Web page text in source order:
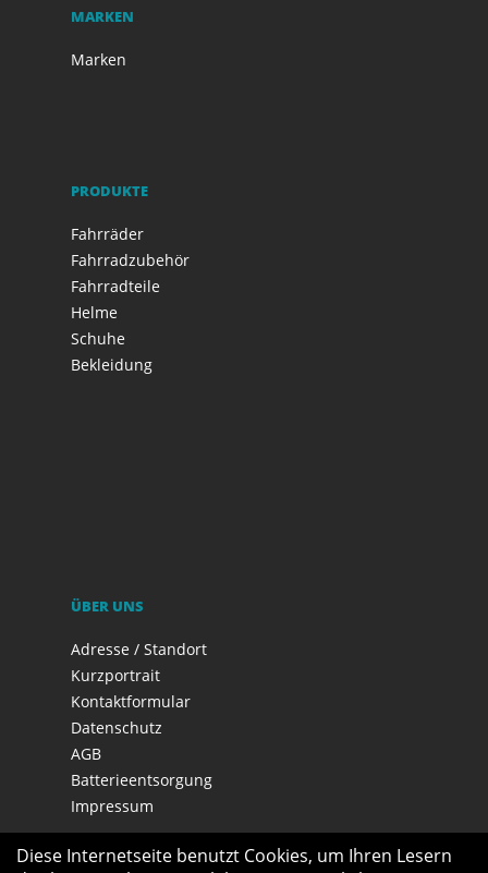
MARKEN
Marken
PRODUKTE
Fahrräder
Fahrradzubehör
Fahrradteile
Helme
Schuhe
Bekleidung
ÜBER UNS
Adresse / Standort
Kurzportrait
Kontaktformular
Datenschutz
AGB
Batterieentsorgung
Impressum
Diese Internetseite benutzt Cookies, um Ihren Lesern